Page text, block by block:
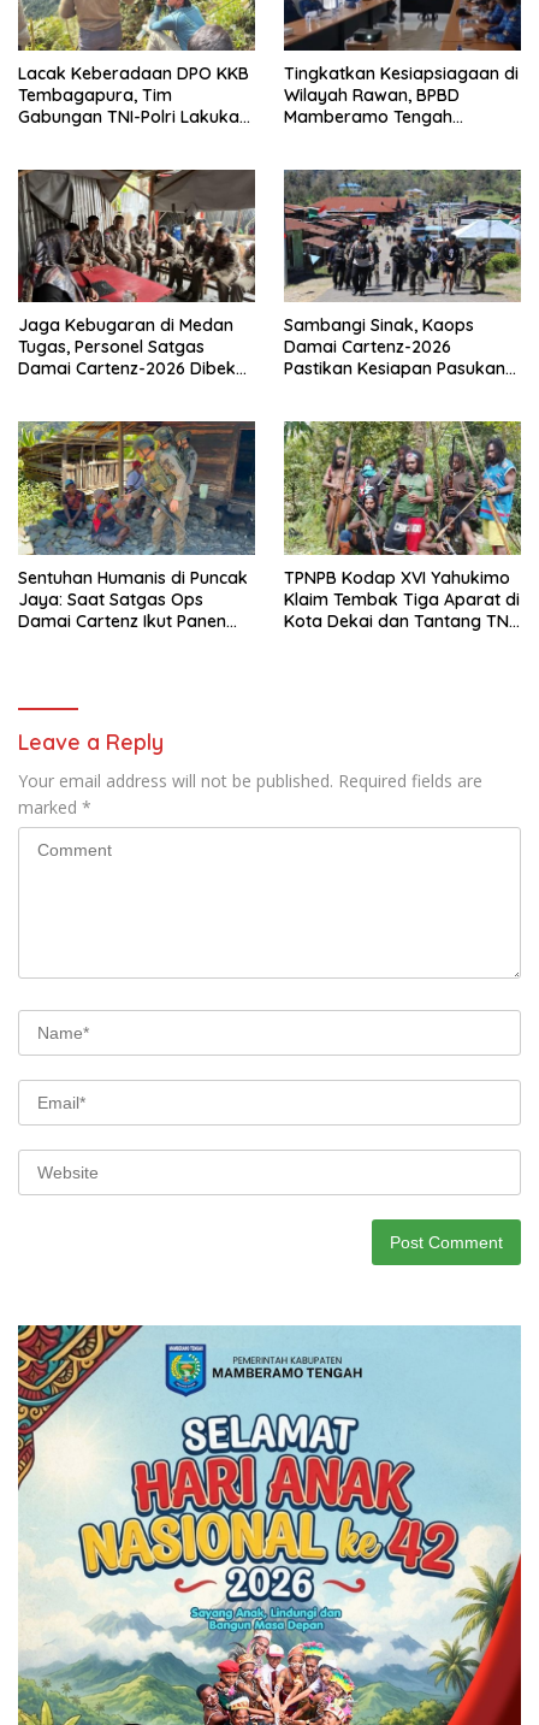
Lacak Keberadaan DPO KKB
Tembagapura, Tim
Gabungan TNI-Polri Lakukan
Tingkatkan Kesiapsiagaan di
Wilayah Rawan, BPBD
Mamberamo Tengah
Jaga Kebugaran di Medan
Tugas, Personel Satgas
Damai Cartenz-2026 Dibekali
Sambangi Sinak, Kaops
Damai Cartenz-2026
Pastikan Kesiapan Pasukan
Sentuhan Humanis di Puncak
Jaya: Saat Satgas Ops
Damai Cartenz Ikut Panen
TPNPB Kodap XVI Yahukimo
Klaim Tembak Tiga Aparat di
Kota Dekai dan Tantang TNI-
Leave a Reply
Your email address will not be published. Required fields are
marked *